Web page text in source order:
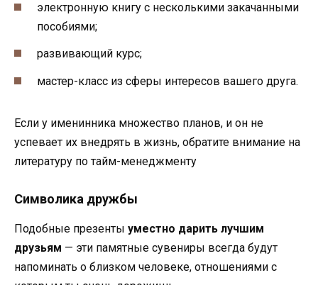
электронную книгу с несколькими закачанными
пособиями;
развивающий курс;
мастер-класс из сферы интересов вашего друга.
Если у именинника множество планов, и он не
успевает их внедрять в жизнь, обратите внимание на
литературу по тайм-менеджменту
Символика дружбы
Подобные презенты уместно дарить лучшим
друзьям — эти памятные сувениры всегда будут
напоминать о близком человеке, отношениями с